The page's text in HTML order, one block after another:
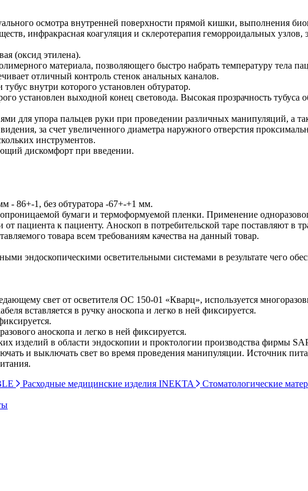
осмотра внутренней поверхности прямой кишки, выполнения
инфракрасная коагуляция и склеротерапия геморроидальных узлов,
(оксид этилена).
материала, позволяющего быстро набрать температуру тела
отличный контроль стенок анальных каналов.
внутри которого установлен обтуратор.
установлен выходной конец световода. Высокая прозрачность тубуса
для упора пальцев руки при проведении различных манипуляций, а
за счет увеличенного диаметра наружного отверстия
инструментов.
дискомфорт при введении.
- 86+-1, без обтуратора -67+-+1 мм.
бумаги и термоформуемой пленки. Применение
пациента к пациенту. Аноскоп в потребительской таре поставляют в
товара всем требованиям качества на данный товар.
эндоскопическими осветительными системами в результате чего
свет от осветителя ОС 150-01 «Кварц», используется
вставляется в ручку аноскопа и легко в ней фиксируется.
аноскопа и легко в ней фиксируется.
изделий в области эндоскопии и проктологии производства фирмы
и выключать свет во время проведения манипуляции. Источник
Расходные медицинские изделия INEKTA Стоматологические